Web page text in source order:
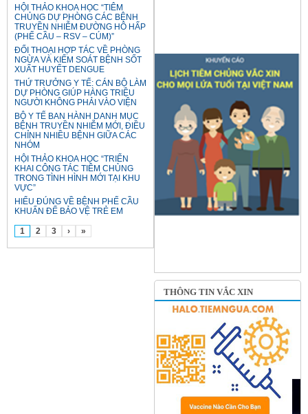
HỘI THẢO KHOA HỌC “TIÊM
CHỦNG DỰ PHÒNG CÁC BỆNH
TRUYỀN NHIỄM ĐƯỜNG HÔ HẤP
(PHẾ CẦU – RSV – CÚM)”
ĐỐI THOẠI HỢP TÁC VỀ PHÒNG
NGỪA VÀ KIỂM SOÁT BỆNH SỐT
XUẤT HUYẾT DENGUE
THỨ TRƯỞNG Y TẾ: CÁN BỘ LÀM
DỰ PHÒNG GIÚP HÀNG TRIỆU
NGƯỜI KHÔNG PHẢI VÀO VIỆN
BỘ Y TẾ BAN HÀNH DANH MỤC
BỆNH TRUYỀN NHIỄM MỚI, ĐIỀU
CHỈNH NHIỀU BỆNH GIỮA CÁC
NHÓM
HỘI THẢO KHOA HỌC “TRIỂN
KHAI CÔNG TÁC TIÊM CHỦNG
TRONG TÌNH HÌNH MỚI TẠI KHU
VỰC”
HIỂU ĐÚNG VỀ BỆNH PHẾ CẦU
KHUẨN ĐỂ BẢO VỆ TRẺ EM
1 2 3 › »
THÔNG TIN VẮC XIN